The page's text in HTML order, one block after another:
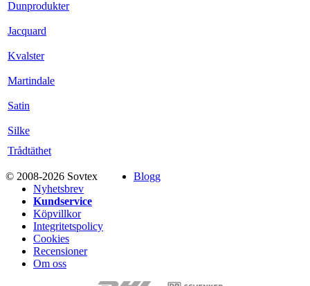
Dunprodukter
Jacquard
Kvalster
Martindale
Satin
Silke
Trådtäthet
© 2008-2026 Sovtex
Blogg
Nyhetsbrev
Kundservice
Köpvillkor
Integritetspolicy
Cookies
Recensioner
Om oss